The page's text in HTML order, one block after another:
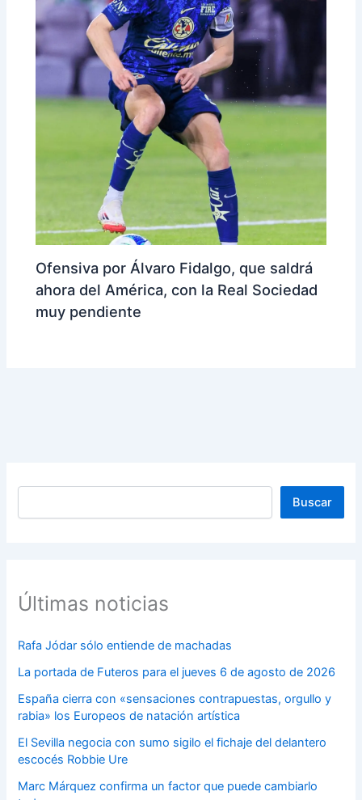
Ofensiva por Álvaro Fidalgo, que saldrá
ahora del América, con la Real Sociedad
muy pendiente
Buscar
Buscar
Últimas noticias
Rafa Jódar sólo entiende de machadas
La portada de Futeros para el jueves 6 de agosto de 2026
España cierra con «sensaciones contrapuestas, orgullo y
rabia» los Europeos de natación artística
El Sevilla negocia con sumo sigilo el fichaje del delantero
escocés Robbie Ure
Marc Márquez confirma un factor que puede cambiarlo